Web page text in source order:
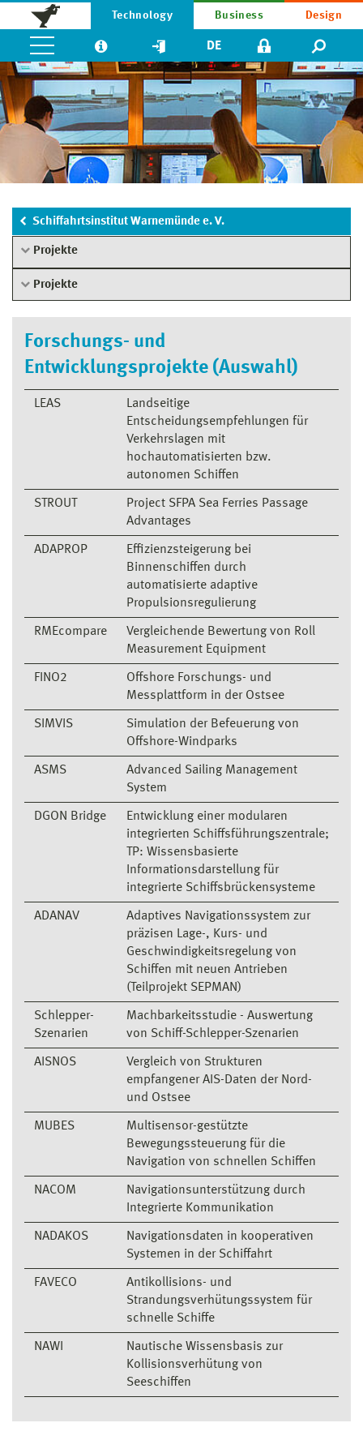
Technology Business Design
DE
Schiffahrtsinstitut Warnemünde e. V.
Projekte
Projekte
Forschungs- und
Entwicklungsprojekte (Auswahl)
LEAS
Landseitige
Entscheidungsempfehlungen für
Verkehrslagen mit
hochautomatisierten bzw.
autonomen Schiffen
STROUT
Project SFPA Sea Ferries Passage
Advantages
ADAPROP
Effizienzsteigerung bei
Binnenschiffen durch
automatisierte adaptive
Propulsionsregulierung
RMEcompare
Vergleichende Bewertung von Roll
Measurement Equipment
FINO2
Offshore Forschungs- und
Messplattform in der Ostsee
SIMVIS
Simulation der Befeuerung von
Offshore-Windparks
ASMS
Advanced Sailing Management
System
DGON Bridge
Entwicklung einer modularen
integrierten Schiffsführungszentrale;
TP: Wissensbasierte
Informationsdarstellung für
integrierte Schiffsbrückensysteme
ADANAV
Adaptives Navigationssystem zur
präzisen Lage-, Kurs- und
Geschwindigkeitsregelung von
Schiffen mit neuen Antrieben
(Teilprojekt SEPMAN)
Schlepper-
Szenarien
Machbarkeitsstudie - Auswertung
von Schiff-Schlepper-Szenarien
AISNOS
Vergleich von Strukturen
empfangener AIS-Daten der Nord-
und Ostsee
MUBES
Multisensor-gestützte
Bewegungssteuerung für die
Navigation von schnellen Schiffen
NACOM
Navigationsunterstützung durch
Integrierte Kommunikation
NADAKOS
Navigationsdaten in kooperativen
Systemen in der Schiffahrt
FAVECO
Antikollisions- und
Strandungsverhütungssystem für
schnelle Schiffe
NAWI
Nautische Wissensbasis zur
Kollisionsverhütung von
Seeschiffen